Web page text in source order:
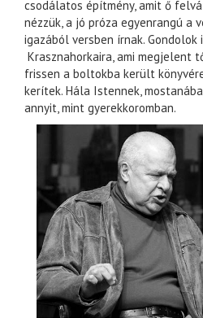
csodálatos építmény, amit ő
nézzük, a jó próza egyenrangú a
igazából versben írnak.
Krasznahorkaira, ami megjelent
frissen a boltokba került
kerítek. Hála Istennek,
annyit, mint gyerekkoromban.